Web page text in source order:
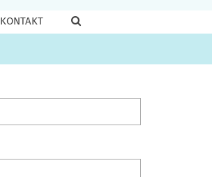
KONTAKT